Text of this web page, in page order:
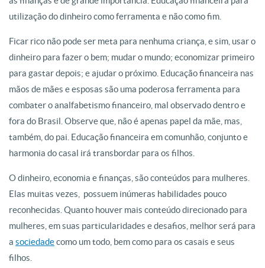
utilização do dinheiro como ferramenta e não como fim.
Ficar rico não pode ser meta para nenhuma criança, e sim, usar o
dinheiro para fazer o bem; mudar o mundo; economizar primeiro
para gastar depois; e ajudar o próximo. Educação financeira nas
mãos de mães e esposas são uma poderosa ferramenta para
combater o analfabetismo financeiro, mal observado dentro e
fora do Brasil. Observe que, não é apenas papel da mãe, mas,
também, do pai. Educação financeira em comunhão, conjunto e
harmonia do casal irá transbordar para os filhos.
O dinheiro, economia e finanças, são conteúdos para mulheres.
Elas muitas vezes, possuem inúmeras habilidades pouco
reconhecidas. Quanto houver mais conteúdo direcionado para
mulheres, em suas particularidades e desafios, melhor será para
a sociedadecomo um todo, bem como para os casais e seus
filhos.